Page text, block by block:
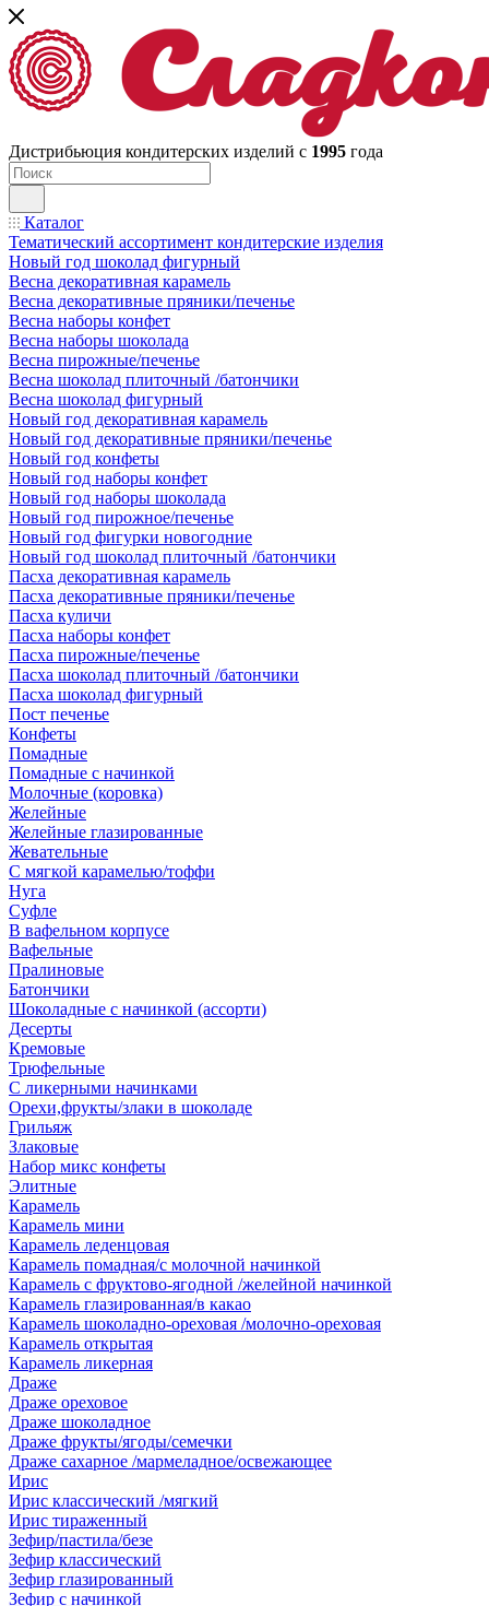
Дистрибьюция кондитерских изделий с 1995 года
Каталог
Тематический ассортимент кондитерские изделия
Новый год шоколад фигурный
Весна декоративная карамель
Весна декоративные пряники/печенье
Весна наборы конфет
Весна наборы шоколада
Весна пирожные/печенье
Весна шоколад плиточный /батончики
Весна шоколад фигурный
Новый год декоративная карамель
Новый год декоративные пряники/печенье
Новый год конфеты
Новый год наборы конфет
Новый год наборы шоколада
Новый год пирожное/печенье
Новый год фигурки новогодние
Новый год шоколад плиточный /батончики
Пасха декоративная карамель
Пасха декоративные пряники/печенье
Пасха куличи
Пасха наборы конфет
Пасха пирожные/печенье
Пасха шоколад плиточный /батончики
Пасха шоколад фигурный
Пост печенье
Конфеты
Помадные
Помадные с начинкой
Молочные (коровка)
Желейные
Желейные глазированные
Жевательные
С мягкой карамелью/тоффи
Нуга
Суфле
В вафельном корпусе
Вафельные
Пралиновые
Батончики
Шоколадные с начинкой (ассорти)
Десерты
Кремовые
Трюфельные
С ликерными начинками
Орехи,фрукты/злаки в шоколаде
Грильяж
Злаковые
Набор микс конфеты
Элитные
Карамель
Карамель мини
Карамель леденцовая
Карамель помадная/с молочной начинкой
Карамель с фруктово-ягодной /желейной начинкой
Карамель глазированная/в какао
Карамель шоколадно-ореховая /молочно-ореховая
Карамель открытая
Карамель ликерная
Драже
Драже ореховое
Драже шоколадное
Драже фрукты/ягоды/семечки
Драже сахарное /мармеладное/освежающее
Ирис
Ирис классический /мягкий
Ирис тираженный
Зефир/пастила/безе
Зефир классический
Зефир глазированный
Зефир с начинкой